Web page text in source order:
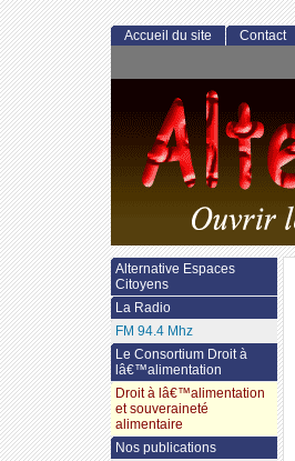
Accueil du site Contact
Alternative Espaces
Citoyens
La Radio
FM 94.4 Mhz
Le Consortium Droit à
lâ€™alimentation
Droit à lâ€™alimentation
et souveraineté
alimentaire
Nos publications